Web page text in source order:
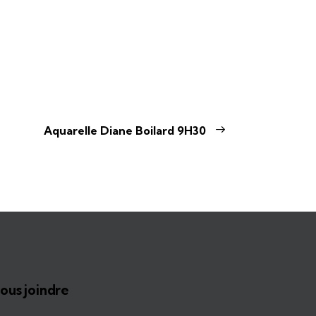
Aquarelle Diane Boilard 9H30
joindre